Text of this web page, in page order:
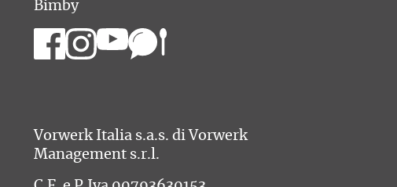
Bimby
Vorwerk Italia s.a.s. di Vorwerk
Management s.r.l.